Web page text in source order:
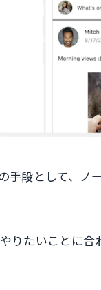
段として、ノ
たいことに合